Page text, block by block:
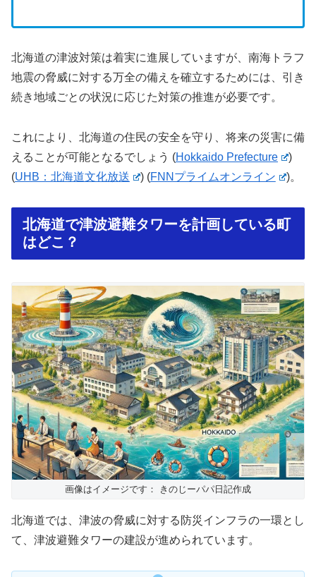
北海道の津波対策は着実に進展していますが、南海トラフ
地震の脅威に対する万全の備えを確立するためには、引き
続き地域ごとの状況に応じた対策の推進が必要です。
これにより、北海道の住民の安全を守り、将来の災害に備
えることが可能となるでしょう​ (Hokkaido Prefecture
)
(UHB：北海道文化放送 )(FNNプライムオンライン )。
北海道で津波避難タワーを計画している町
はどこ？
画像はイメージです： きのじーパパ日記作成
北海道では、津波の脅威に対する防災インフラの一環とし
て、津波避難タワーの建設が進められています。